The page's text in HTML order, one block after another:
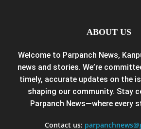
ABOUT US
Welcome to Parpanch News,
news and stories. We’re
timely, accurate updates on the
shaping our community. Stay
Parpanch News—where every
Contact us: